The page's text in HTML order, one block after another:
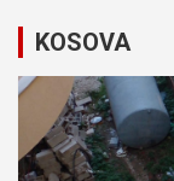
a
i
KOSOVA